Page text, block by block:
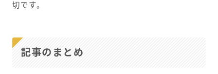
切です。
記事のまとめ